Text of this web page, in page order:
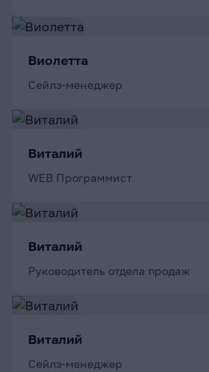
Виолетта
Сейлз-менеджер
Виталий
WEB Программист
Виталий
Руководитель отдела продаж
Виталий
Сейлз-менеджер